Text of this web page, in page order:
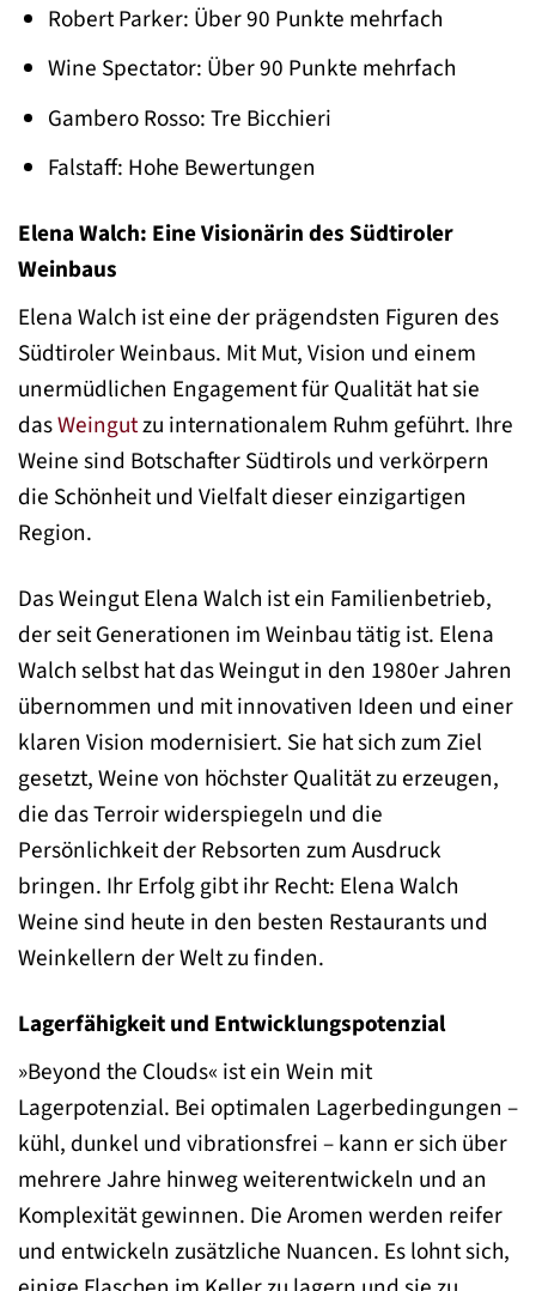
Robert Parker: Über 90 Punkte mehrfach
Wine Spectator: Über 90 Punkte mehrfach
Gambero Rosso: Tre Bicchieri
Falstaff: Hohe Bewertungen
Elena Walch: Eine Visionärin des Südtiroler
Weinbaus
Elena Walch ist eine der prägendsten Figuren des
Südtiroler Weinbaus. Mit Mut, Vision und einem
unermüdlichen Engagement für Qualität hat sie
dasWeingutzu internationalem Ruhm geführt. Ihre
Weine sind Botschafter Südtirols und verkörpern
die Schönheit und Vielfalt dieser einzigartigen
Region.
Das Weingut Elena Walch ist ein Familienbetrieb,
der seit Generationen im Weinbau tätig ist. Elena
Walch selbst hat das Weingut in den 1980er Jahren
übernommen und mit innovativen Ideen und einer
klaren Vision modernisiert. Sie hat sich zum Ziel
gesetzt, Weine von höchster Qualität zu erzeugen,
die das Terroir widerspiegeln und die
Persönlichkeit der Rebsorten zum Ausdruck
bringen. Ihr Erfolg gibt ihr Recht: Elena Walch
Weine sind heute in den besten Restaurants und
Weinkellern der Welt zu finden.
Lagerfähigkeit und Entwicklungspotenzial
»Beyond the Clouds« ist ein Wein mit
Lagerpotenzial. Bei optimalen Lagerbedingungen –
kühl, dunkel und vibrationsfrei – kann er sich über
mehrere Jahre hinweg weiterentwickeln und an
Komplexität gewinnen. Die Aromen werden reifer
und entwickeln zusätzliche Nuancen. Es lohnt sich,